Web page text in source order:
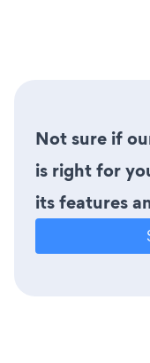
Not sure if
is right for
its features